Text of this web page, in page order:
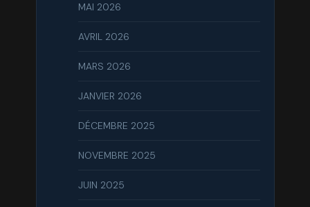
MAI 2026
AVRIL 2026
MARS 2026
JANVIER 2026
DÉCEMBRE 2025
NOVEMBRE 2025
JUIN 2025